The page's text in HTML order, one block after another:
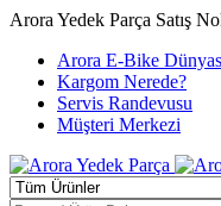
Arora Yedek Parça Satış
Arora E-Bike
Kargom Nerede?
Servis Randevusu
Müşteri Merkezi